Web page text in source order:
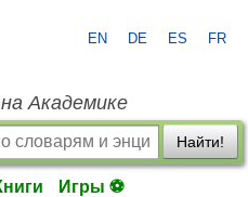
EN DE ES FR
Академике
Найти!
Игры ⚽